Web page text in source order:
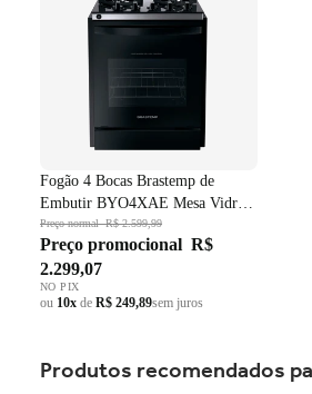
Fogão 4 Bocas Brastemp de
Embutir BYO4XAE Mesa Vidro
Grade em Ferro Fundido Dupla
Chama Preto Bivolt
Preço normalR$ 2.599,99
Preço promocional R$
2.299,07
NO PIX
ou 10x de R$ 249,89sem juros
Produtos recomendados